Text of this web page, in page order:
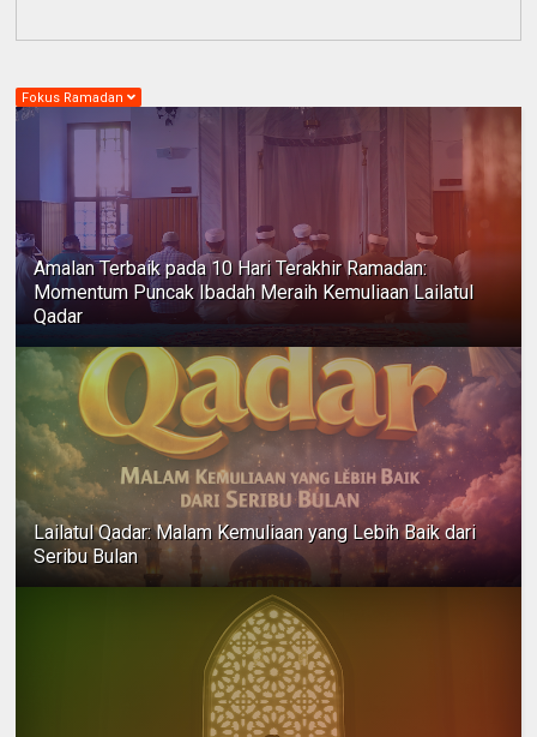
Fokus Ramadan
Amalan Terbaik pada 10 Hari Terakhir Ramadan:
Momentum Puncak Ibadah Meraih Kemuliaan Lailatul
Qadar
Lailatul Qadar: Malam Kemuliaan yang Lebih Baik dari
Seribu Bulan